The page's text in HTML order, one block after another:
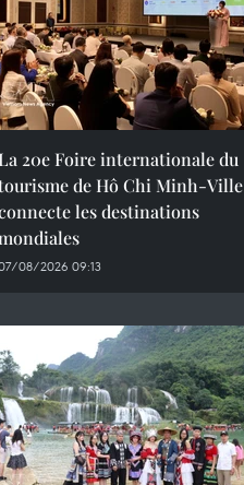
20e Foire internationale du
de Hô Chi Minh-Ville
les destinations
08/2026 09:13